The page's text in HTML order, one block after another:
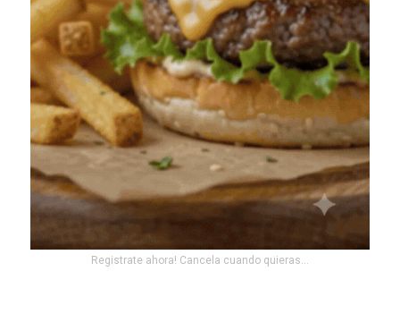
Registrate ahora! Cancela cuando quieras...